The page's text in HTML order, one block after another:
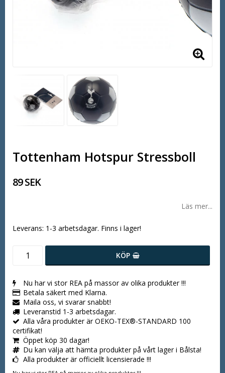
Tottenham Hotspur Stressboll
89 SEK
Läs mer...
Leverans: 1-3 arbetsdagar. Finns i lager!
KÖP
Nu har vi stor REA på massor av olika produkter !!!
Betala säkert med Klarna.
Maila oss, vi svarar snabbt!
Leveranstid 1-3 arbetsdagar.
Alla våra produkter är OEKO-TEX®-STANDARD 100
certifikat!
Öppet köp 30 dagar!
Du kan välja att hämta produkter på vårt lager i Bålsta!
Alla produkter är officiellt licensierade !!!